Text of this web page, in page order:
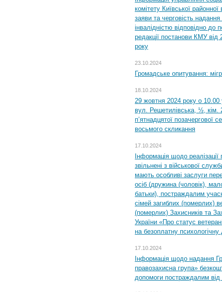
комітету Київської
заяви та черговість надання
інвалідністю відповідно
редакції постанови КМУ
року
23.10.2024
Громадське опитування:
18.10.2024
29 жовтня 2024 року о 10.00
вул. Решетилівська, ½, кім.
п’ятнадцятої позачергової
восьмого скликання
17.10.2024
Інформація щодо
звільнені з військової
мають особливі заслуги
осіб (дружина (чоловік),
батьки), постраждалим
сімей загиблих (померлих)
(померлих) Захисників та
України «Про статус
на безоплатну психологічну
17.10.2024
Інформація щодо надання
правозахисна група»
допомоги постраждалим від